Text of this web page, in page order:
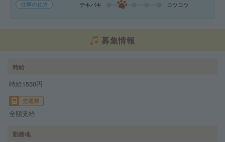
仕事の仕方 テキパキ コツコツ
募集情報
時給
時給1550円
交通費
全額支給
勤務地